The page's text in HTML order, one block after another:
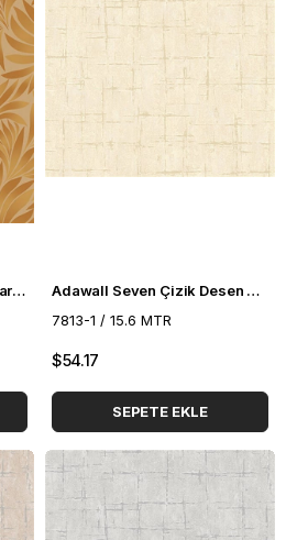
Adawall Seven Çiçekli Duvar Kağıdı 7812-5 Adawall Seven Çizik Desen Duvar Kağıdı 7813-1
7813-1 / 15.6 MTR
$54.17
SEPETE EKLE